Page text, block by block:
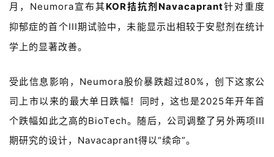
月， Neumora宣布其KOR拮抗剂Navacaprant针对重度
抑郁症的首个III期试验中，未能显示出相较于安慰剂在统计
学上的显著改善。
受此信息影响，Neumora股价暴跌超过80%，创下这家公
司上市以来的最大单日跌幅！同时，这也是2025年开年首
个跌幅如此之高的BioTech。随后，公司调整了另外两项III
期研究的设计， Navacaprant得以“续命”。